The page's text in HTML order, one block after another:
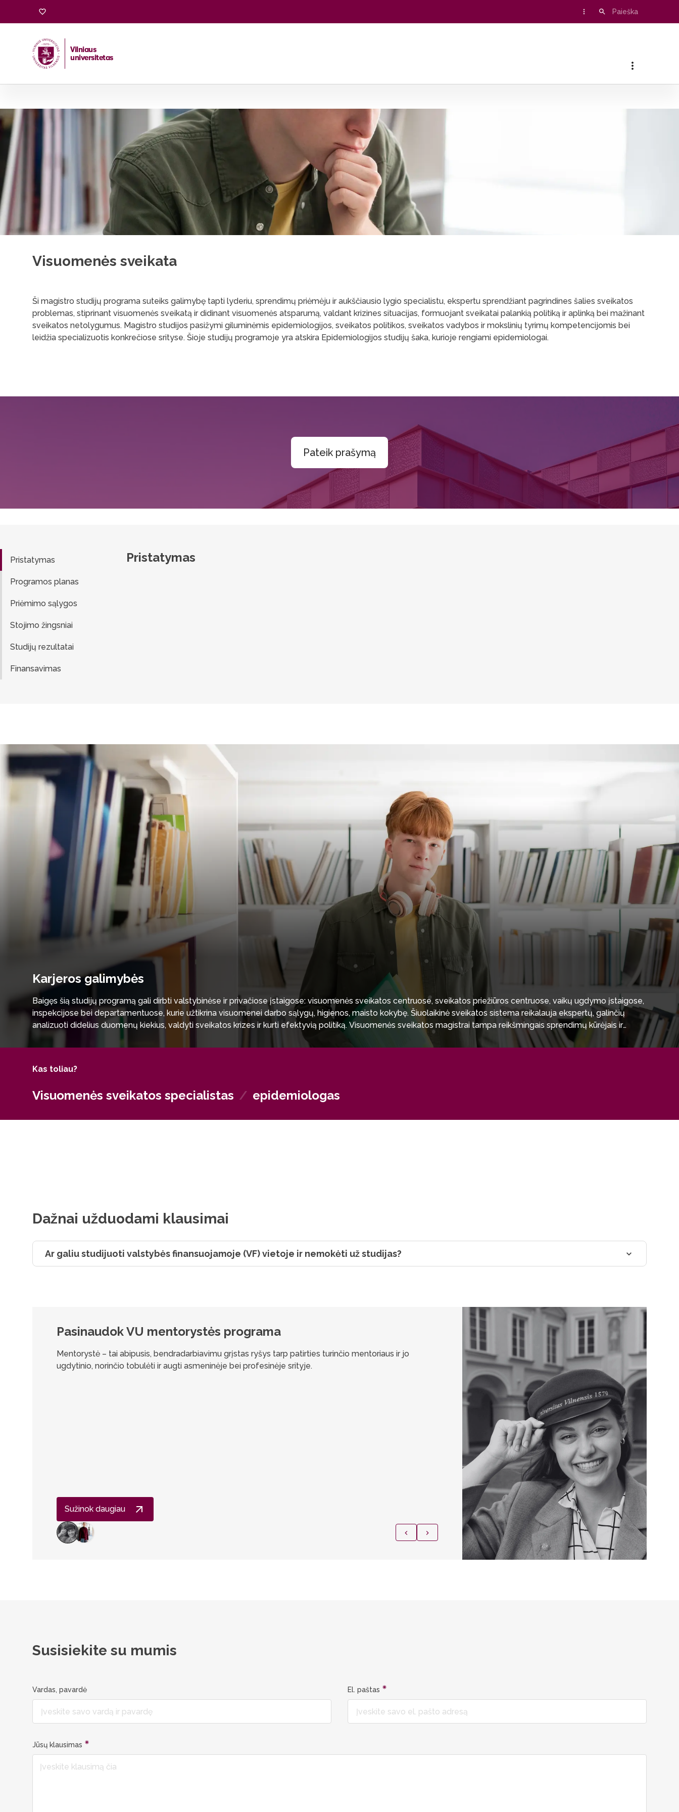
Vilniaus
universitetas
Visuomenės sveikata
Ši magistro studijų programa suteiks galimybę tapti lyderiu, sprendimų priėmėju ir aukščiausio lygio specialistu, ekspertu sprendžiant pagrindines šalies sveikatos
problemas, stiprinant visuomenės sveikatą ir didinant visuomenės atsparumą, valdant krizines situacijas, formuojant sveikatai palankią politiką ir aplinką bei mažinant
sveikatos netolygumus. Magistro studijos pasižymi giluminėmis epidemiologijos, sveikatos politikos, sveikatos vadybos ir mokslinių tyrimų kompetencijomis bei
leidžia specializuotis konkrečiose srityse. Šioje studijų programoje yra atskira Epidemiologijos studijų šaka, kurioje rengiami epidemiologai.
Pateik prašymą
Pristatymas
Programos planas
Priėmimo sąlygos
Stojimo žingsniai
Studijų rezultatai
Finansavimas
Pristatymas
Karjeros galimybės
Baigęs šią studijų programą gali dirbti valstybinėse ir privačiose įstaigose: visuomenės sveikatos centruose, sveikatos priežiūros centruose, vaikų ugdymo įstaigose,
inspekcijose bei departamentuose, kurie užtikrina visuomenei darbo sąlygų, higienos, maisto kokybę. Šiuolaikinė sveikatos sistema reikalauja ekspertų, galinčių
analizuoti didelius duomenų kiekius, valdyti sveikatos krizes ir kurti efektyvią politiką. Visuomenės sveikatos magistrai tampa reikšmingais sprendimų kūrėjais ir
ekspertais visuomenės sveikatos gerinimo ir sistemų tvarumo užtikrinimo srityse. Programa taip pat atveria kelią doktorantūros studijoms ir darbui aukštosiose
mokyklose.
Kas toliau?
Visuomenės sveikatos specialistas / epidemiologas
Dažnai užduodami klausimai
Ar galiu studijuoti valstybės finansuojamoje (VF) vietoje ir nemokėti už studijas?
Pasinaudok VU mentorystės programa
Mentorystė – tai abipusis, bendradarbiavimu grįstas ryšys tarp patirties turinčio mentoriaus ir jo
ugdytinio, norinčio tobulėti ir augti asmeninėje bei profesinėje srityje.
Robertas Basijokas
Šios studijos – puiki galimybė kelti kvalifikaciją įgyjant daug
praktinių žinių visuomenės sveikatos mokslo kontekste.
universalus mokslas, apjungiantis įvairias disciplinas. Būtent tai
studijų programoje. Ji orientuota į šiuolaikinės visuomenės
rinką. Mokomės ne tik teorinių subtilybių, bet ir vykstame į
susipažįstame su visuomenės sveikatos institucijomis,
pamatome visuomenės sveikatos specialistų kasdienybę.
sudaromos sąlygos pristatyti mokslinės veiklos rezultatus
konferencijose. Tai sudaro palankias sąlygas pasiruošti ir tęsti
doktorantūros studijose. Didelis privalumas – jog į šią studijų
specialistai, pavyzdžiui, kineziterapeutai, ergoterapeutai,
specialistai.
Sužinok daugiau
Susisiekite su mumis
Vardas, pavardė El. paštas
Jūsų klausimas